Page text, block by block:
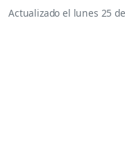
Actualizado el lunes 25